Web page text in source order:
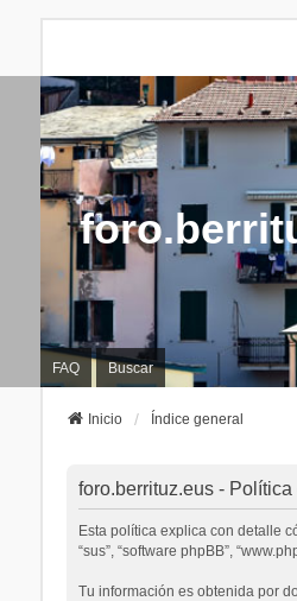
FAQ Buscar
Inicio Índice general
foro.berrituz.eus -
Esta política explica con detalle
“sus”, “software phpBB”,
Tu información es obtenida por